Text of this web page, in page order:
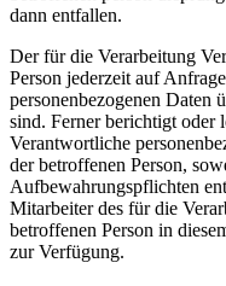
dann entfallen.
Der für die Verarbeitung
Person jederzeit auf
personenbezogenen Daten
sind. Ferner berichtigt oder
Verantwortliche
der betroffenen Person,
Aufbewahrungspflichten
Mitarbeiter des für die
betroffenen Person in
zur Verfügung.